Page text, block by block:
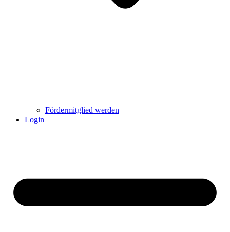
Fördermitglied werden
Login